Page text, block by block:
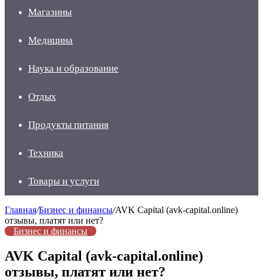
Магазины
Медицина
Наука и образование
Отдых
Продукты питания
Техника
Товары и услуги
Главная/Бизнес и финансы/AVK Capital (avk-capital.online)
отзывы, платят или нет?
Бизнес и финансы
AVK Capital (avk-capital.online)
отзывы, платят или нет?